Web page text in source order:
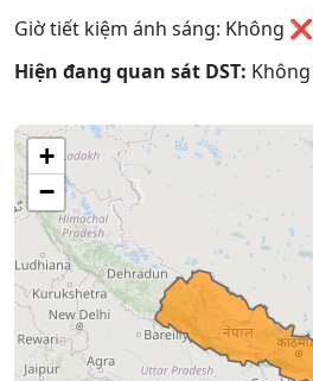
Giờ tiết kiệm ánh sáng: Không ❌
Hiện đang quan sát DST: Không
+
−